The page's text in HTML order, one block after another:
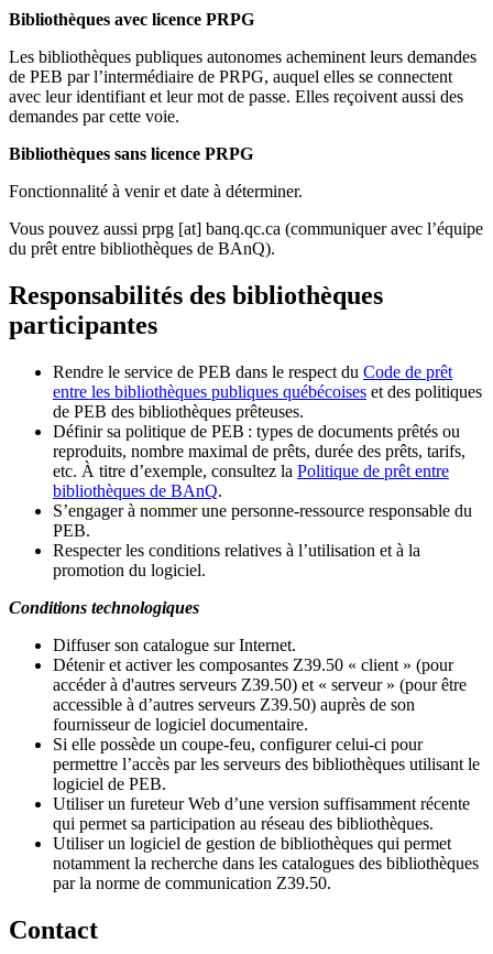
Bibliothèques avec licence PRPG
Les bibliothèques publiques autonomes acheminent leurs demandes
de PEB par l’intermédiaire de PRPG, auquel elles se connectent
avec leur identifiant et leur mot de passe. Elles reçoivent aussi des
demandes par cette voie.
Bibliothèques sans licence PRPG
Fonctionnalité à venir et date à déterminer.
Vous pouvez aussi prpg [at] banq.qc.ca (communiquer avec l’équipe
du prêt entre bibliothèques de BAnQ).
Responsabilités des bibliothèques
participantes
Rendre le service de PEB dans le respect du Code de prêt
entre les bibliothèques publiques québécoises et des politiques
de PEB des bibliothèques prêteuses.
Définir sa politique de PEB : types de documents prêtés ou
reproduits, nombre maximal de prêts, durée des prêts, tarifs,
etc. À titre d’exemple, consultez la Politique de prêt entre
bibliothèques de BAnQ.
S’engager à nommer une personne-ressource responsable du
PEB.
Respecter les conditions relatives à l’utilisation et à la
promotion du logiciel.
Conditions technologiques
Diffuser son catalogue sur Internet.
Détenir et activer les composantes Z39.50 « client » (pour
accéder à d'autres serveurs Z39.50) et « serveur » (pour être
accessible à d’autres serveurs Z39.50) auprès de son
fournisseur de logiciel documentaire.
Si elle possède un coupe-feu, configurer celui-ci pour
permettre l’accès par les serveurs des bibliothèques utilisant le
logiciel de PEB.
Utiliser un fureteur Web d’une version suffisamment récente
qui permet sa participation au réseau des bibliothèques.
Utiliser un logiciel de gestion de bibliothèques qui permet
notamment la recherche dans les catalogues des bibliothèques
par la norme de communication Z39.50.
Contact